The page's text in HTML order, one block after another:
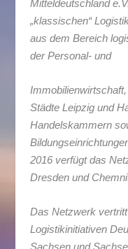
Mitteldeutschland
„klassischen“
aus dem Bereich
der Personal- und
Städte Leipzig und
Handelskammern
2016 verfügt das
Dresden und
Das Netzwerk
Logistikinitiativen
Sachsen und